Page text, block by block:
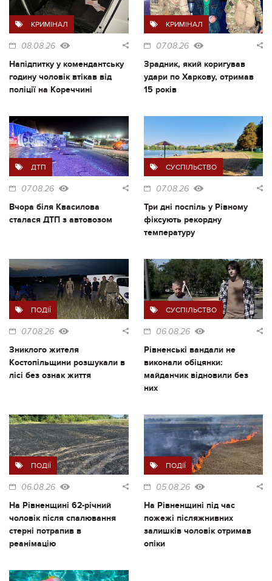
КРИМІНАЛ
08.08.26
Напідпитку у комендантську
годину чоловік втікав від
поліції на Кореччині
КРИМІНАЛ
07.08.26
Зрадник, який коригував
удари по Харкову, отримав
15 років
ДТП
07.08.26
Вчора біля Квасилова
сталася ДТП з автовозом
СУСПІЛЬСТВО
07.08.26
Три дні поспіль у Рівному
фіксують рекордну
температуру
ПОДІЇ
07.08.26
Зниклого жителя
Костопільщини розшукали в
лісі без ознак життя
СУСПІЛЬСТВО
06.08.26
Рівненські вандали не
виконали обіцянки:
майданчик відновили без
них
ПОДІЇ
06.08.26
На Рівненщині 62-річний
чоловік після спалювання
стерні потрапив в
реанімацію
ПОДІЇ
05.08.26
На Рівненщині під час
пожежі післяжнивних
залишків чоловік отримав
опіки